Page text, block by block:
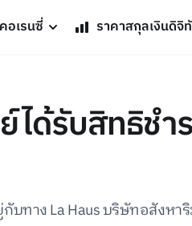
อเรนซี่ ราคาสกุลเงินดิจิ
ด้รับสิทธิชำ
บทาง La Haus บริษัทอสังห